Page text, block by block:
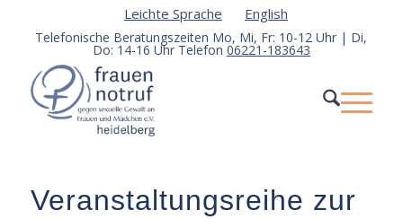
Leichte Sprache English
Telefonische Beratungszeiten Mo, Mi, Fr: 10-12 Uhr | Di,
Do: 14-16 Uhr Telefon 06221-183643
Veranstaltungsreihe zur